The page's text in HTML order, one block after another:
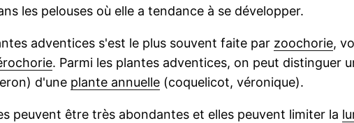
les pelouses où elle a tendance à se développer.
adventices s'est le plus souvent faite par zoochorie,
. Parmi les plantes adventices, on peut distinguer
d'une plante annuelle (coquelicot, véronique).
peuvent être très abondantes et elles peuvent limiter la